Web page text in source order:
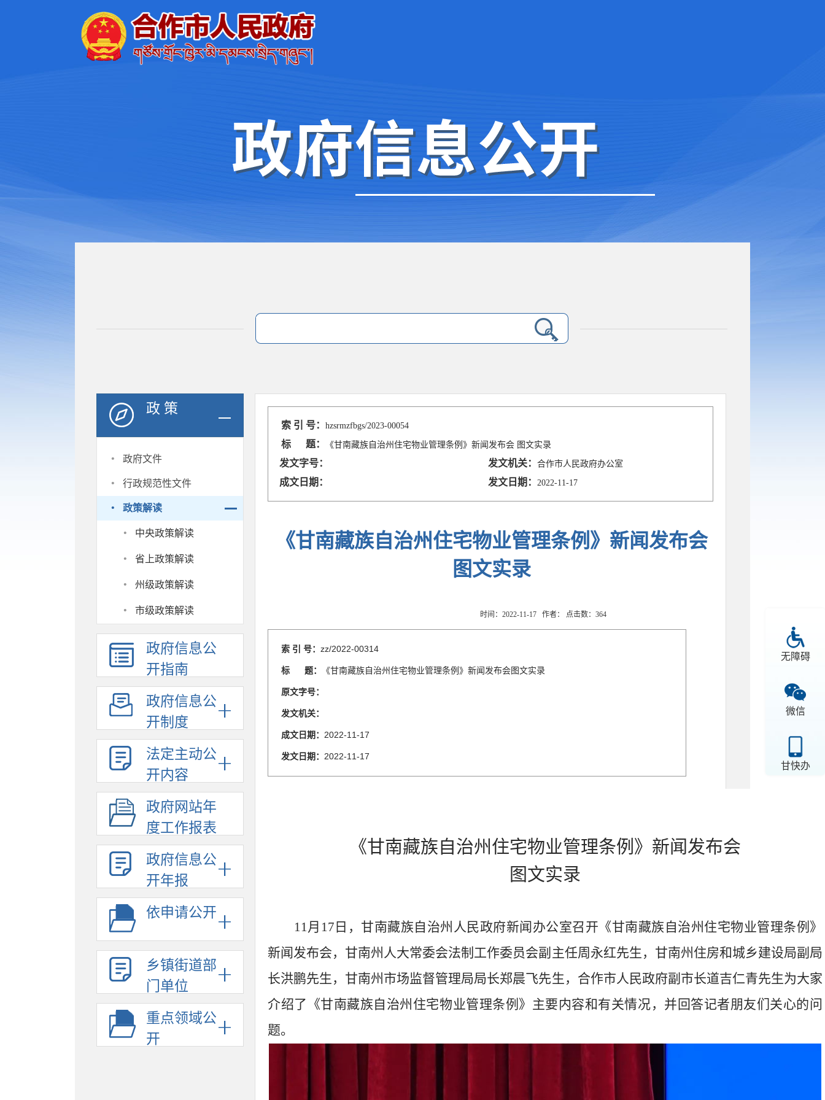
无障碍
微信
甘快办
政 策
· 政府文件
· 行政规范性文件
· 政策解读
· 中央政策解读
· 省上政策解读
· 州级政策解读
· 市级政策解读
政府信息公
开指南
政府信息公
开制度
法定主动公
开内容
政府网站年
度工作报表
政府信息公
开年报
依申请公开
乡镇街道部
门单位
重点领域公
开
索 引 号：hzsrmzfbgs/2023-00054
标 题： 《甘南藏族自治州住宅物业管理条例》新闻发布会 图文实录
发文字号： 发文机关：合作市人民政府办公室
成文日期： 发文日期： 2022-11-17
《甘南藏族自治州住宅物业管理条例》新闻发布会
图文实录
时间：2022-11-17 作者： 点击数： 364
索 引 号： zz/2022-00314
标 题： 《甘南藏族自治州住宅物业管理条例》新闻发布会图文实录
原文字号：
发文机关：
成文日期： 2022-11-17
发文日期： 2022-11-17
《甘南藏族自治州住宅物业管理条例》新闻发布会
图文实录
11月 17 日，甘南藏族自治州人民政府新闻办公室召开《甘南藏族自治州住宅物业管理条例》
新闻发布会，甘南州人大常委会法制工作委员会副主任周永红先生，甘南州住房和城乡建设局副局
长洪鹏先生，甘南州市场监督管理局局长郑晨飞先生，合作市人民政府副市长道吉仁青先生为大家
介绍了《甘南藏族自治州住宅物业管理条例》主要内容和有关情况，并回答记者朋友们关心的问
题。